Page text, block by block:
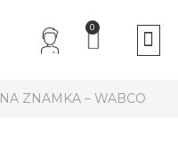
0
ZNAMKA – WABCO